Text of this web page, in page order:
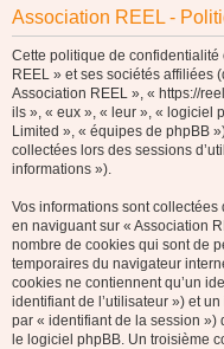
Association REEL -
Cette politique de
REEL » et ses sociétés affiliées
Association REEL », « https://
ils », « eux », « leur », « logiciel
Limited », « équipes de phpBB
collectées lors des sessions
informations »).
Vos informations sont
en naviguant sur « Association
nombre de cookies qui sont de
temporaires du navigateur
cookies ne contiennent qu’un
identifiant de l’utilisateur ») et
par « identifiant de la session »)
le logiciel phpBB. Un troisième